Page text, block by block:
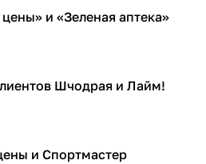
и «Зеленая аптека»
Шчодрая и Лайм!
и Спортмастер